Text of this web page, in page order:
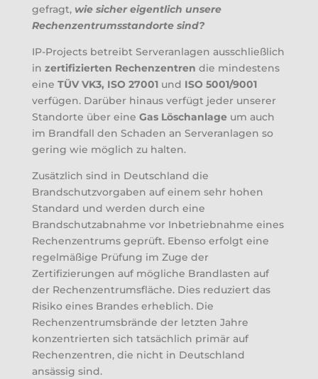
gefragt, wie sicher eigentlich unsere
Rechenzentrumsstandorte sind?
IP-Projects betreibt Serveranlagen ausschließlich
in zertifizierten Rechenzentren die mindestens
eine TÜV VK3, ISO 27001 und ISO 5001/9001
verfügen. Darüber hinaus verfügt jeder unserer
Standorte über eine Gas Löschanlageum auch
im Brandfall den Schaden an Serveranlagen so
gering wie möglich zu halten.
Zusätzlich sind in Deutschland die
Brandschutzvorgaben auf einem sehr hohen
Standard und werden durch eine
Brandschutzabnahme vor Inbetriebnahme eines
Rechenzentrums geprüft. Ebenso erfolgt eine
regelmäßige Prüfung im Zuge der
Zertifizierungen auf mögliche Brandlasten auf
der Rechenzentrumsfläche. Dies reduziert das
Risiko eines Brandes erheblich. Die
Rechenzentrumsbrände der letzten Jahre
konzentrierten sich tatsächlich primär auf
Rechenzentren, die nicht in Deutschland
ansässig sind.